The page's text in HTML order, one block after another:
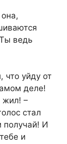
ведь
что уйду от
деле!
жил! –
стал
получай! И
и